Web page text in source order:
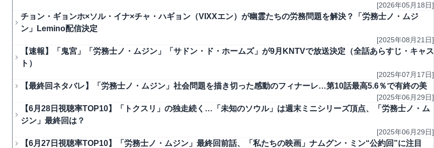
[2026年05月18日]
チョン・ギョンホ×ソル・イナ×チャ・ハギョン（VIXXエン）が幽霊たちの労務問題を解決？「労務士ノ・ムジ
ン」Lemino配信決定
[2025年08月21日]
【速報】「鬼宮」「労務士ノ・ムジン」「サドン・ド・ホームズ」が9月KNTVで放送決定（全話あらすじ・キャス
ト）
[2025年07月17日]
【最終回ネタバレ】「労務士ノ・ムジン」社会問題を描き切った感動のフィナーレ…第10話最高5.6％で有終の美
[2025年06月29日]
【6月28日視聴率TOP10】「トクスリ」の独走続く…「未知のソウル」は週末ミニシリーズ頂点、「労務士ノ・ム
ジン」最終回は？
[2025年06月29日]
【6月27日視聴率TOP10】「労務士ノ・ムジン」最終回前話、「私たちの映画」ナムグン・ミン“公約回”に注目